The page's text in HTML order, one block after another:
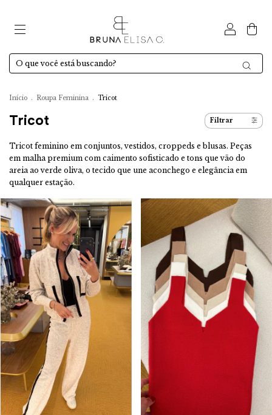
0
Início . Roupa Feminina . Tricot
Tricot Filtrar
Tricot feminino em conjuntos, vestidos, croppeds e blusas. Peças
em malha premium com caimento sofisticado e tons que vão do
areia ao verde oliva, o tecido que une aconchego e elegância em
qualquer estação.